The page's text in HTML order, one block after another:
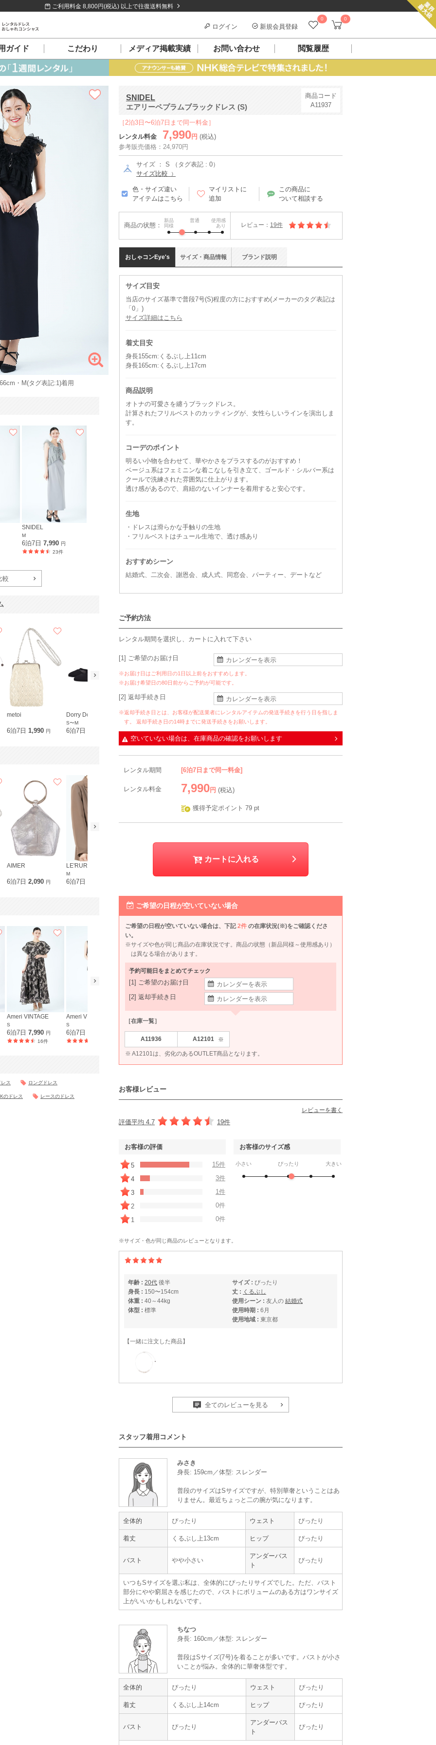
ご利用料金 8,800円(税込) 以上で往復送料無料
0 0
ログイン 新規会員登録
ガイド こだわり メディア掲載実績 お問い合わせ 閲覧履歴
SNIDEL
エアリーペプラムブラックドレス (S)
商品コード
A11937
［2泊3日〜6泊7日まで同一料金］
レンタル料金
7,990 円 (税込)
参考販売価格：24,970円
サイズ ： S （タグ表記 : 0）
サイズ比較
色・サイズ違い
アイテムはこちら
マイリストに
追加
この商品に
ついて相談する
商品の状態：
新品
同様
普通
使用感
あり
レビュー： 19件
おしゃコンEye's
サイズ目安
当店のサイズ基準で普段7号(S)程度の方におすすめ(メーカーのタグ表記は
「0」)
サイズ詳細はこちら
着丈目安
身長155cm:くるぶし上11cm
身長165cm:くるぶし上17cm
商品説明
オトナの可愛さを纏うブラックドレス。
計算されたフリルベストのカッティングが、女性らしいラインを演出しま
す。
コーデのポイント
明るい小物を合わせて、華やかさをプラスするのがおすすめ！
ベージュ系はフェミニンな着こなしを引き立て、ゴールド・シルバー系は
クールで洗練された雰囲気に仕上がります。
透け感があるので、肩紐のないインナーを着用すると安心です。
生地
・ドレスは滑らかな手触りの生地
・フリルベストはチュール生地で、透け感あり
おすすめシーン
結婚式、二次会、謝恩会、成人式、同窓会、パーティー、デートなど
サイズ・ 商品情報 ブランド説明
ご予約方法
レンタル期間を選択し、カートに入れて下さい
[1] ご希望のお届け日
※お届け日はご利用日の1日以上前をおすすめします。
※お届け希望日の80日前からご予約が可能です。
[2] 返却手続き日
※返却手続き日とは、お客様が配送業者にレンタルアイテムの発送手続きを行う日を指しま
す。 返却手続き日の14時までに発送手続きをお願いします。
空いていない場合は、在庫商品の確認をお願いします
レンタル期間 [6泊7日まで同一料金]
レンタル料金 7,990 円 (税込)
獲得予定ポイント 79 pt
カートに入れる
ご希望の日程が空いていない場合
ご希望の日程が空いていない場合は、下記2件 の在庫状況(※)をご確認くださ
い。
※サイズや色が同じ商品の在庫状況です。商品の状態（新品同様～使用感あり）
は異なる場合があります。
予約可能日をまとめてチェック
[1] ご希望のお届け日
[2] 返却手続き日
［在庫一覧］
A11936 A12101 ※
※ A12101は、劣化のあるOUTLET商品となります。
お客様レビュー
レビューを書く
評価平均 4.7 19件
お客様の評価
5
15件
4
3件
3
1件
2
0件
1
0件
お客様のサイズ感
小さい ぴったり 大きい
※サイズ・色が同じ商品のレビューとなります。
年齢 : 20代 後半
身長 : 150〜154cm
体重 : 40～44kg
体型 : 標準
サイズ : ぴったり
丈 : くるぶし
使用シーン : 友人の 結婚式
使用時期 : 6月
使用地域 : 東京都
【一緒に注文した商品】
年齢 : 20代後半
身長 :150〜154cm
体重 :40～44kg
体型 :標準
サイズ :ぴったり
使用シーン :
使用時期 :
使用地域 :
愛知県
レンタルしたドレスがとても可愛く、友人からもたくさん褒めてもらえて嬉しか
ったです。
自分のドレスではなく、レンタルしたことでいつもとは違うドレスを着ていける
ことで、とても新鮮でした。
同じグループの友人の結婚式で毎回同じドレスを着ることを気にしていたので、
年齢 : 20代
身長 :160〜164cm
体型 :
サイズ :ぴったり
使用時期 :6月
富山県
全てのレビューを見る
スタッフ着用コメント
みさき
身長: 159cm／体型: スレンダー
普段のサイズはSサイズですが、特別華奢ということはあ
りません。最近ちょっと二の腕が気になります。
全体的 ぴったり ウェスト ぴったり
着丈 くるぶし上13cm ヒップ ぴったり
バスト やや小さい
アンダーバス
ト
ぴったり
いつもSサイズを選ぶ私は、全体的にぴったりサイズでした。ただ、バスト
部分にやや窮屈さを感じたので、バストにボリュームのある方はワンサイズ
上がいいかもしれないです。
ちなつ
身長: 160cm／体型: スレンダー
普段はSサイズ(7号)を着ることが多いです。バストが小さ
いことが悩み。全体的に華奢体型です。
全体的 ぴったり ウェスト ぴったり
着丈 くるぶし上14cm ヒップ ぴったり
バスト ぴったり
アンダーバス
ト
ぴったり
・M(タグ表記:1)着用
SNIDEL
M
6泊7日 7,990 円
23件
較
metoi
6泊7日1,990 円
Dorry Doll
S〜M
6泊7日
Agreable
6泊7日790円
AIMER
6泊7日2,090 円
LE'RURE
M
6泊7日
Dorry Doll
S〜M
Ameri VINTAGE
S
6泊7日7,990 円
16件
Ameri VINTAGE
S
6泊7日
JILLSTUART
S
6泊7日7,590円
17件
ス ロングドレス
のドレス レースのドレス